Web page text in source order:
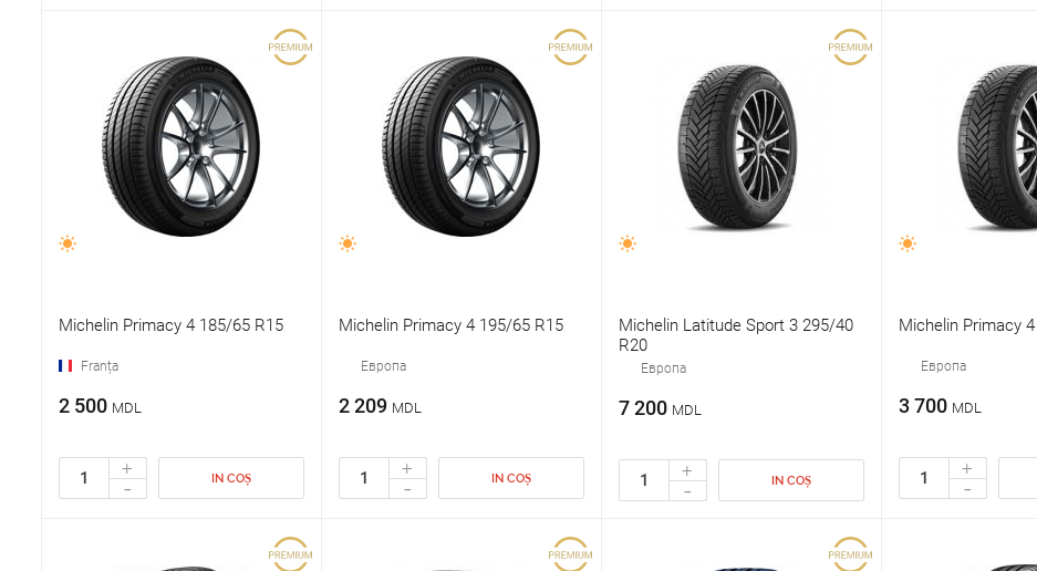
Michelin Primacy 4 185/65 R15
Franța
2 500 MDL
+
- IN COȘ
Michelin Primacy 4 195/65 R15
Европа
2 209 MDL
+
- IN COȘ
Michelin Latitude Sport 3 295/40
R20
Европа
7 200 MDL
+
- IN COȘ
Michelin Primacy
Европа
3 700 MDL
+
-